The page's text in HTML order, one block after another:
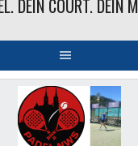
DEIN COURT. DEIN